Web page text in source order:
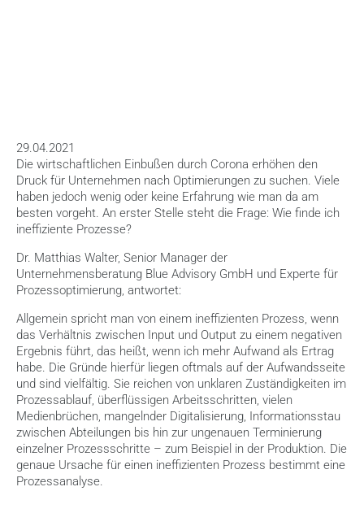
29.04.2021
Die wirtschaftlichen Einbußen durch Corona erhöhen den
Druck für Unternehmen nach Optimierungen zu suchen. Viele
haben jedoch wenig oder keine Erfahrung wie man da am
besten vorgeht. An erster Stelle steht die Frage: Wie finde ich
ineffiziente Prozesse?
Dr. Matthias Walter, Senior Manager der
Unternehmensberatung Blue Advisory GmbH und Experte für
Prozessoptimierung, antwortet:
Allgemein spricht man von einem ineffizienten Prozess, wenn
das Verhältnis zwischen Input und Output zu einem negativen
Ergebnis führt, das heißt, wenn ich mehr Aufwand als Ertrag
habe. Die Gründe hierfür liegen oftmals auf der Aufwandsseite
und sind vielfältig. Sie reichen von unklaren Zuständigkeiten im
Prozessablauf, überflüssigen Arbeitsschritten, vielen
Medienbrüchen, mangelnder Digitalisierung, Informationsstau
zwischen Abteilungen bis hin zur ungenauen Terminierung
einzelner Prozessschritte – zum Beispiel in der Produktion. Die
genaue Ursache für einen ineffizienten Prozess bestimmt eine
Prozessanalyse.